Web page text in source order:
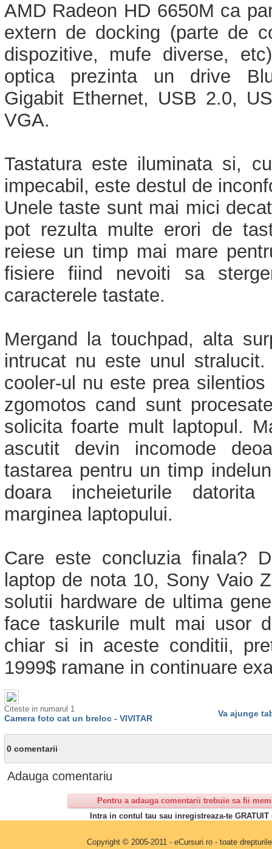
AMD Radeon HD 6650M ca
extern de docking (parte de
dispozitive, mufe diverse,
optica prezinta un drive
Gigabit Ethernet, USB 2.0,
VGA.
Tastatura este iluminata si,
impecabil, este destul de
Unele taste sunt mai mici
pot rezulta multe erori de
reiese un timp mai mare
fisiere fiind nevoiti sa
caracterele tastate.
Mergand la touchpad, alta
intrucat nu este unul
cooler-ul nu este prea
zgomotos cand sunt
solicita foarte mult laptopul.
ascutit devin incomode
tastarea pentru un timp
doara incheieturile
marginea laptopului.
Care este concluzia finala?
laptop de nota 10, Sony Vaio
solutii hardware de ultima
face taskurile mult mai usor
chiar si in aceste conditii,
1999$ ramane in continuare
Citeste in numarul 1
Camera foto cat un breloc - VIVITAR Va ajunge
0 comentarii
Adauga comentariu
Pentru a adauga comentarii trebuie sa fii
Intra in contul tau sau inregistreaza-te GRATUIT
Copyright © 2005-2011 - eCursuri.ro - toate